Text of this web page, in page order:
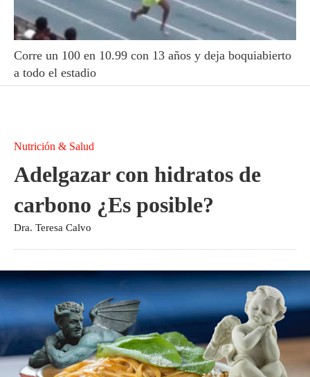
Corre un 100 en 10.99 con 13 años y deja boquiabierto
a todo el estadio